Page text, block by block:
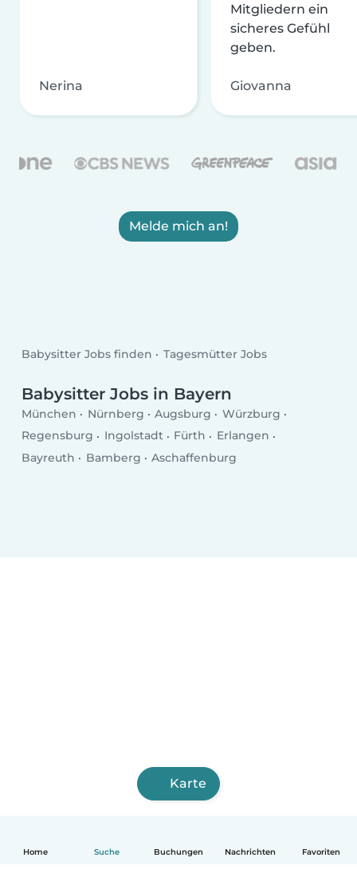
Home Suche Buchungen Nachrichten Favoriten
Nerina
Mitgliedern ein
sicheres Gefühl
geben.
Giovanna
Melde mich an!
Babysitter Jobs finden Tagesmütter Jobs
Babysitter Jobs in Bayern
München Nürnberg Augsburg
Würzburg
Regensburg
Ingolstadt Fürth
Erlangen
Bayreuth
Bamberg Aschaffenburg
Karte